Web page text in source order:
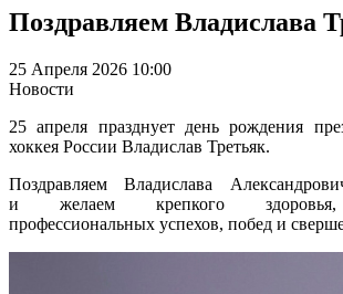
Поздравляем Владислава
25 Апреля 2026 10:00
Новости
25 апреля празднует день рождения
хоккея России Владислав Третьяк.
Поздравляем Владислава
и желаем крепкого здоровья,
профессиональных успехов, побед и